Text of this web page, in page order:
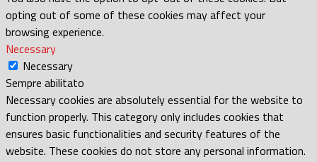
opting out of some of these cookies may affect your
browsing experience.
Necessary
Necessary
Sempre abilitato
Necessary cookies are absolutely essential for the website to
function properly. This category only includes cookies that
ensures basic functionalities and security features of the
website. These cookies do not store any personal information.